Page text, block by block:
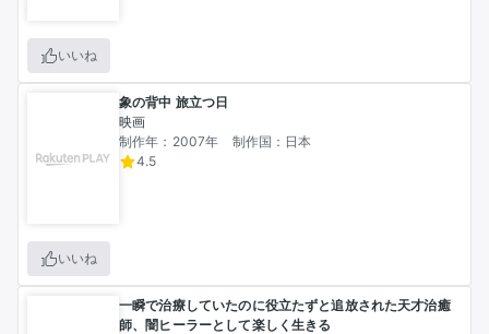
いいね
象の背中 旅立つ日
映画
制作年：2007年
制作国：日本
4.5
いいね
一瞬で治療していたのに役立たずと追放された天才治癒
師、闇ヒーラーとして楽しく生きる